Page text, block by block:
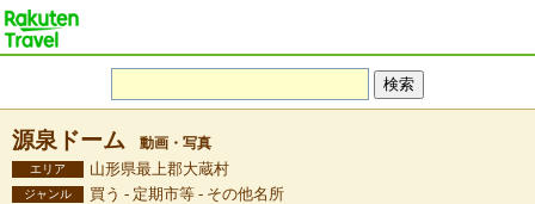
源泉ドーム 動画・写真
エリア 山形県最上郡大蔵村
ジャンル 買う - 定期市等 - その他名所